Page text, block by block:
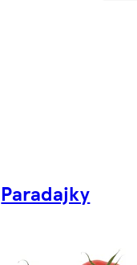
Paradajky